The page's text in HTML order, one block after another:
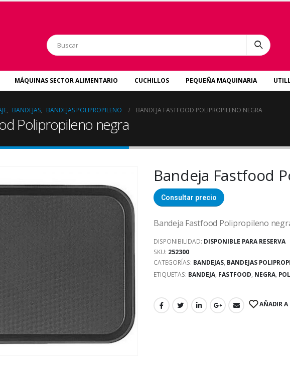
MÁQUINAS SECTOR ALIMENTARIO CUCHILLOS PEQUEÑA MAQUINARIA
, BANDEJAS, BANDEJAS POLIPROPILENO BANDEJA FASTFOOD POLIPROPILENO NEGRA
Polipropileno negra
Bandeja Fastfood
Consultar precio
Bandeja Fastfood Polipropileno
DISPONIBILIDAD: DISPONIBLE PARA RESERVA
SKU: 252300
CATEGORÍAS: BANDEJAS, BANDEJAS
ETIQUETAS: BANDEJA, FASTFOOD, NEGRA,
AÑADIR A